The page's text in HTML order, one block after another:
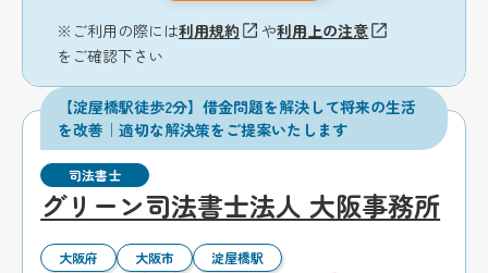
※ご利用の際には利用規約 や利用上の注意
をご確認下さい
【淀屋橋駅徒歩2分】借金問題を解決して将来の生活
を改善｜適切な解決策をご提案いたします
司法書士
グリーン司法書士法人 大阪事務所
大阪府 大阪市 淀屋橋駅